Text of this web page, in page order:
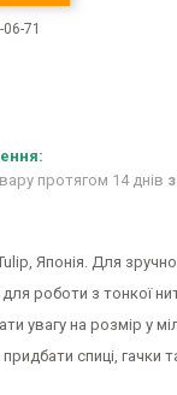
71
протягом 14 днів
Японія. Для
роботи з тонкої
увагу на розмір у
спиці, гачки